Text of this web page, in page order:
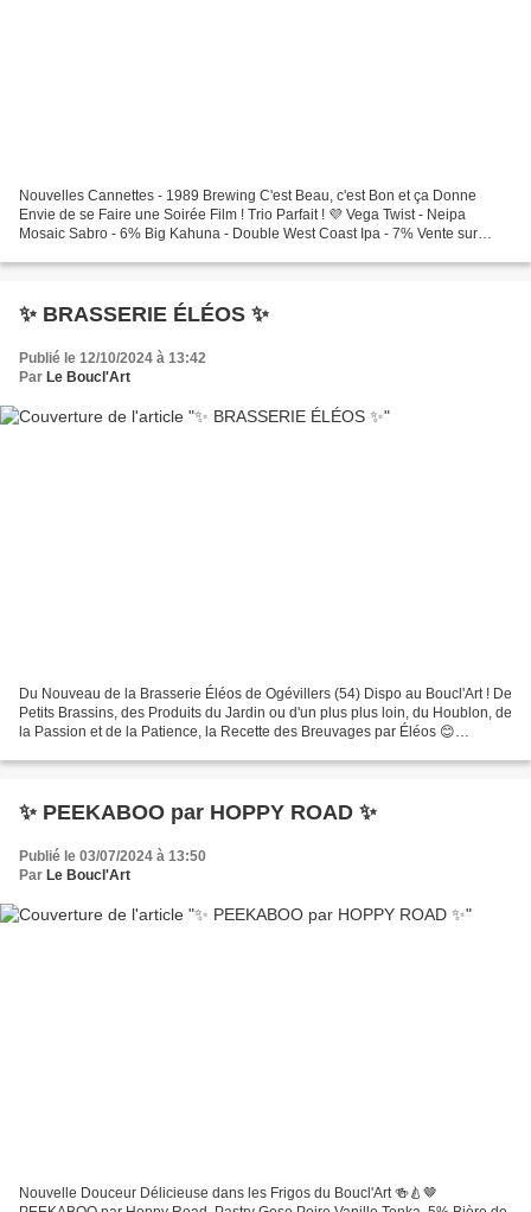
Nouvelles Cannettes - 1989 Brewing C'est Beau, c'est Bon et ça Donne
Envie de se Faire une Soirée Film ! Trio Parfait ! 💜 Vega Twist - Neipa
Mosaic Sabro - 6% Big Kahuna - Double West Coast Ipa - 7% Vente sur
✨️ BRASSERIE ÉLÉOS ✨️
Publié le 12/10/2024 à 13:42
Par Le Boucl'Art
Du Nouveau de la Brasserie Éléos de Ogévillers (54) Dispo au Boucl'Art ! De
Petits Brassins, des Produits du Jardin ou d'un plus plus loin, du Houblon, de
la Passion et de la Patience, la Recette des Breuvages par Éléos 😊
✨️ PEEKABOO par HOPPY ROAD ✨️
Publié le 03/07/2024 à 13:50
Par Le Boucl'Art
Nouvelle Douceur Délicieuse dans les Frigos du Boucl'Art 🍻🍐🤎